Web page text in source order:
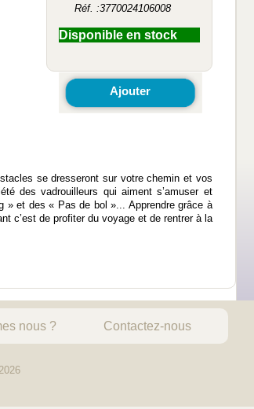
Réf. :3770024106008
Disponible en stock
Ajouter
se dresseront sur votre chemin et vos
des vadrouilleurs qui aiment s’amuser et
» et des « Pas de bol »... Apprendre grâce à
c’est de profiter du voyage et de rentrer à la
nous ? Contactez-nous